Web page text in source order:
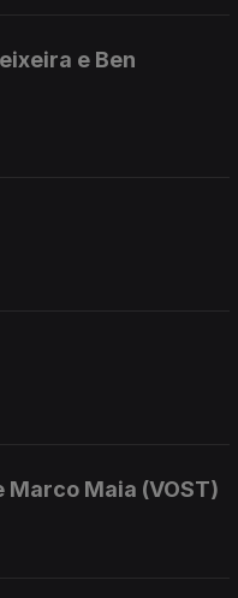
e Ben
Marco Maia (VOST)